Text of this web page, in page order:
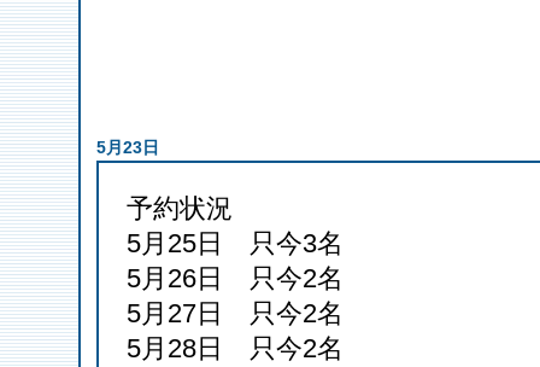
5月23日
予約状況
5月25日 只今3名
5月26日 只今2名
5月27日 只今2名
5月28日 只今2名